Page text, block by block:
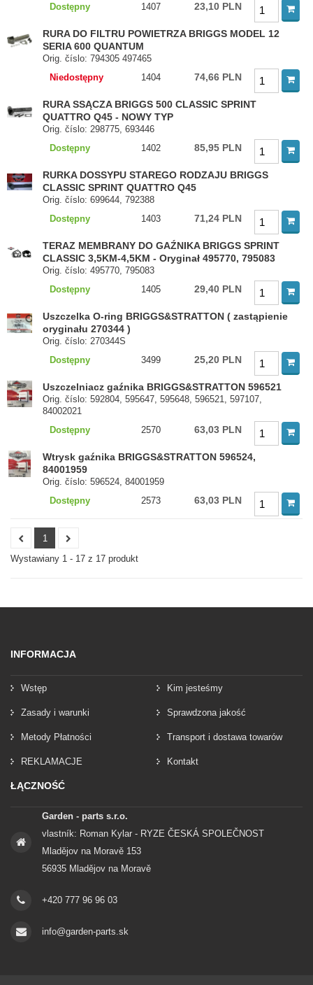
Dostępny
1407 23,10 PLN
RURA DO FILTRU POWIETRZA BRIGGS MODEL 12
SERIA 600 QUANTUM
Orig. číslo: 794305 497465
Niedostępny
1404 74,66 PLN
RURA SSĄCZA BRIGGS 500 CLASSIC SPRINT
QUATTRO Q45 - NOWY TYP
Orig. číslo: 298775, 693446
Dostępny
1402 85,95 PLN
RURKA DOSSYPU STAREGO RODZAJU BRIGGS
CLASSIC SPRINT QUATTRO Q45
Orig. číslo: 699644, 792388
Dostępny
1403 71,24 PLN
TERAZ MEMBRANY DO GAŹNIKA BRIGGS SPRINT
CLASSIC 3,5KM-4,5KM - Oryginał 495770, 795083
Orig. číslo: 495770, 795083
Dostępny
1405 29,40 PLN
Uszczelka O-ring BRIGGS&STRATTON ( zastąpienie
oryginału 270344 )
Orig. číslo: 270344S
Dostępny
3499 25,20 PLN
Uszczelniacz gaźnika BRIGGS&STRATTON 596521
Orig. číslo: 592804, 595647, 595648, 596521, 597107,
84002021
Dostępny
2570 63,03 PLN
Wtrysk gaźnika BRIGGS&STRATTON 596524,
84001959
Orig. číslo: 596524, 84001959
Dostępny
2573 63,03 PLN
1
Wystawiany 1 - 17 z 17 produkt
INFORMACJA
Wstęp Kim jesteśmy
Zasady i warunki Sprawdzona jakość
Metody Płatności Transport i dostawa towarów
REKLAMACJE Kontakt
ŁĄCZNOŚĆ
Garden - parts s.r.o.
vlastník: Roman Kylar - RYZE ČESKÁ SPOLEČNOST
Mladějov na Moravě 153
56935 Mladějov na Moravě
+420 777 96 96 03
info@garden-parts.sk